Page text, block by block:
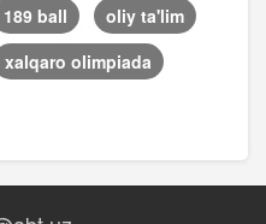
189 ball
oliy ta'lim
xalqaro olimpiada